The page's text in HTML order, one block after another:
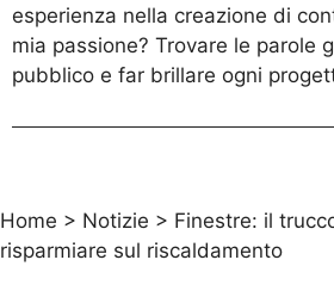
esperienza nella creazione di
mia passione? Trovare le parole
pubblico e far brillare ogni
Home > Notizie > Finestre: il
risparmiare sul riscaldamento